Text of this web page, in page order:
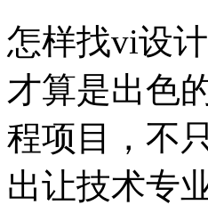
怎样找vi设
才算是出色
程项目，不
出让技术专